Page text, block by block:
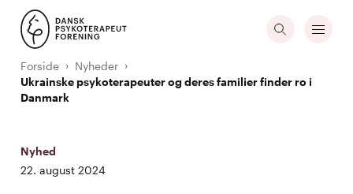
Forside
Nyheder
Ukrainske psykoterapeuter og deres familier finder ro i
Danmark
Nyhed
22. august 2024